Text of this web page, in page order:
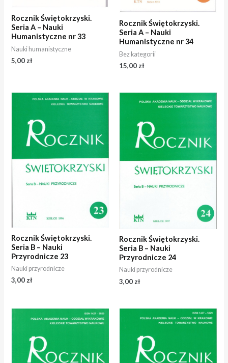
Rocznik Świętokrzyski.
Seria A – Nauki
Humanistyczne nr 33
Nauki humanistyczne
5,00 zł
Rocznik Świętokrzyski.
Seria A – Nauki
Humanistyczne nr 34
Bez kategorii
15,00 zł
Rocznik Świętokrzyski.
Seria B – Nauki
Przyrodnicze 23
Nauki przyrodnicze
3,00zł
Rocznik Świętokrzyski.
Seria B – Nauki
Przyrodnicze 24
Nauki przyrodnicze
3,00 zł